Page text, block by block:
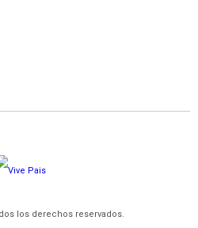
los derechos reservados.